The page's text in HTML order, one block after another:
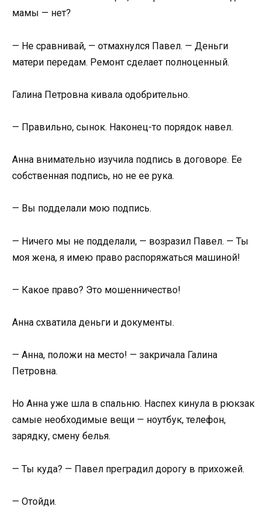
мамы — нет?
— Не сравнивай, — отмахнулся Павел. — Деньги
матери передам. Ремонт сделает полноценный.
Галина Петровна кивала одобрительно.
— Правильно, сынок. Наконец-то порядок навел.
Анна внимательно изучила подпись в договоре. Ее
собственная подпись, но не ее рука.
— Вы подделали мою подпись.
— Ничего мы не подделали, — возразил Павел. — Ты
моя жена, я имею право распоряжаться машиной!
— Какое право? Это мошенничество!
Анна схватила деньги и документы.
— Анна, положи на место! — закричала Галина
Петровна.
Но Анна уже шла в спальню. Наспех кинула в рюкзак
самые необходимые вещи — ноутбук, телефон,
зарядку, смену белья.
— Ты куда? — Павел преградил дорогу в прихожей.
— Отойди.